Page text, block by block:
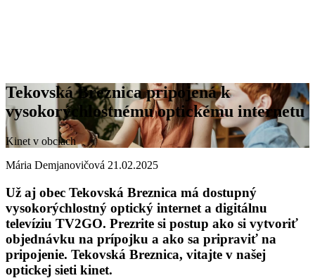
Tekovská Breznica pripojená k
vysokorýchlostnému optickému internetu
Kinet v obciach
Mária Demjanovičová 21.02.2025
Už aj obec Tekovská Breznica má dostupný
vysokorýchlostný optický internet a digitálnu
televíziu TV2GO. Prezrite si postup ako si vytvoriť
objednávku na prípojku a ako sa pripraviť na
pripojenie. Tekovská Breznica, vitajte v našej
optickej sieti kinet.